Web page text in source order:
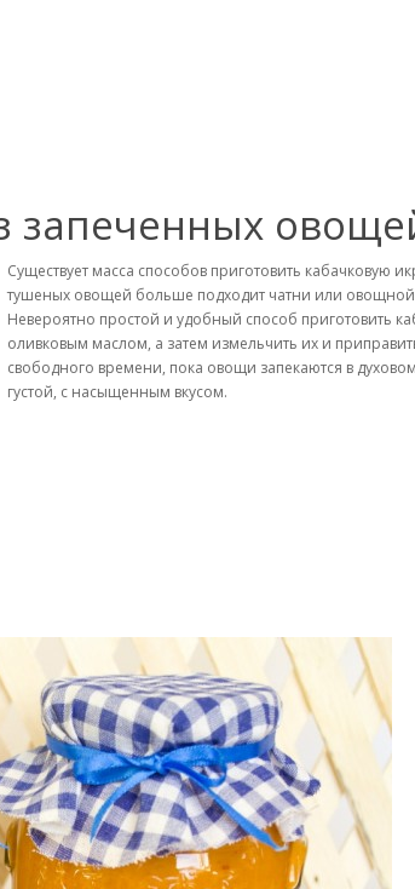
запеченных
Существует масса способов приготовить кабачковую
тушеных овощей больше подходит чатни или
Невероятно простой и удобный способ приготовить
оливковым маслом, а затем измельчить их и
свободного времени, пока овощи запекаются в
густой, с насыщенным вкусом.